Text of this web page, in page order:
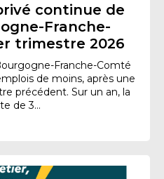
continue de
Franche-
trimestre 2026
Franche-Comté
de moins, après une
précédent. Sur un an, la
de 3...